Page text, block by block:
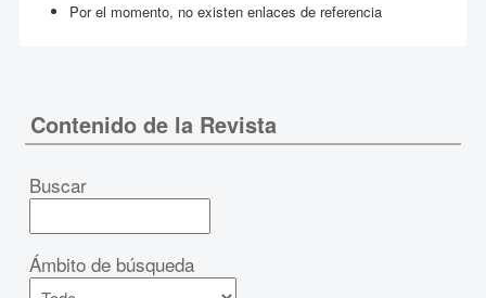
Por el momento, no existen enlaces de referencia
Contenido de la Revista
Buscar
Ámbito de búsqueda